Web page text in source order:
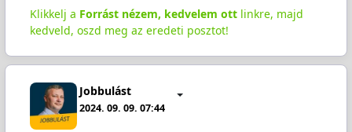
Klikkelj a Forrást nézem, kedvelem ottlinkre, majd
kedveld, oszd meg az eredeti posztot!
Jobbulást
2024. 09. 09. 07:44